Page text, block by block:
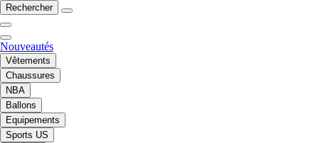
Rechercher
Nouveautés
Vêtements
Chaussures
NBA
Ballons
Equipements
Sports US